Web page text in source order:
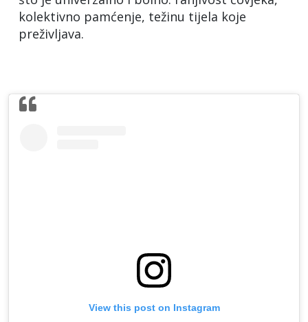
kolektivno pamćenje, težinu tijela koje
preživljava.
View this post on Instagram